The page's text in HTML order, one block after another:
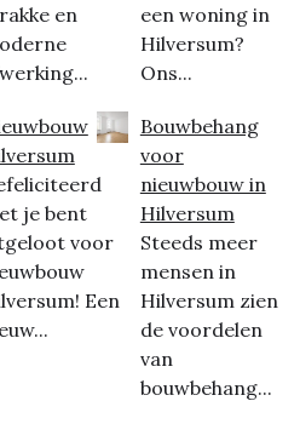
en
je bent
voor
Een
een woning in
Hilversum?
Ons...
Bouwbehang
voor
nieuwbouw in
Hilversum
Steeds meer
mensen in
Hilversum zien
de voordelen
van
bouwbehang...